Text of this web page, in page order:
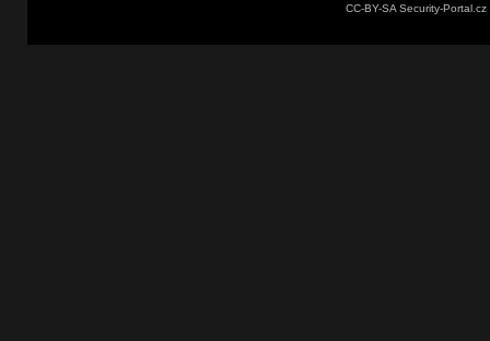
CC-BY-SA Security-